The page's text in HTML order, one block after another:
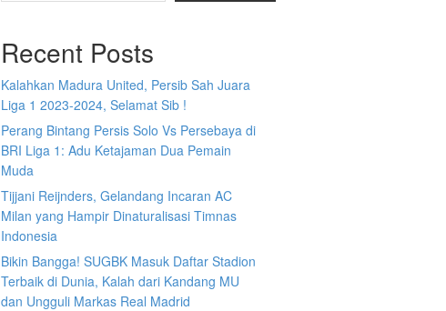
Recent Posts
Kalahkan Madura United, Persib Sah Juara
Liga 1 2023-2024, Selamat Sib !
Perang Bintang Persis Solo Vs Persebaya di
BRI Liga 1: Adu Ketajaman Dua Pemain
Muda
Tijjani Reijnders, Gelandang Incaran AC
Milan yang Hampir Dinaturalisasi Timnas
Indonesia
Bikin Bangga! SUGBK Masuk Daftar Stadion
Terbaik di Dunia, Kalah dari Kandang MU
dan Ungguli Markas Real Madrid